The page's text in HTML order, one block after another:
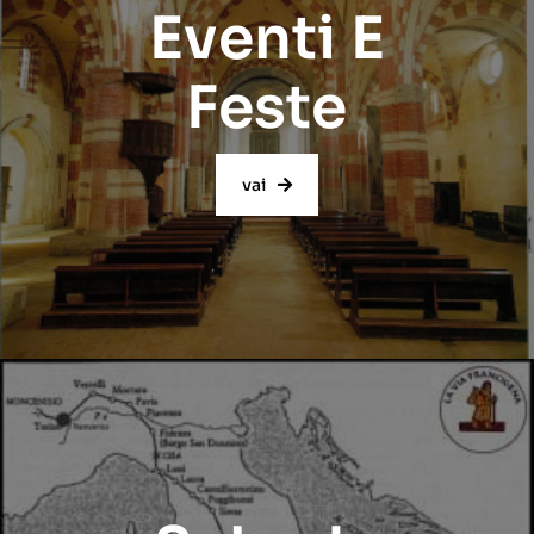
Eventi E
Feste
vai